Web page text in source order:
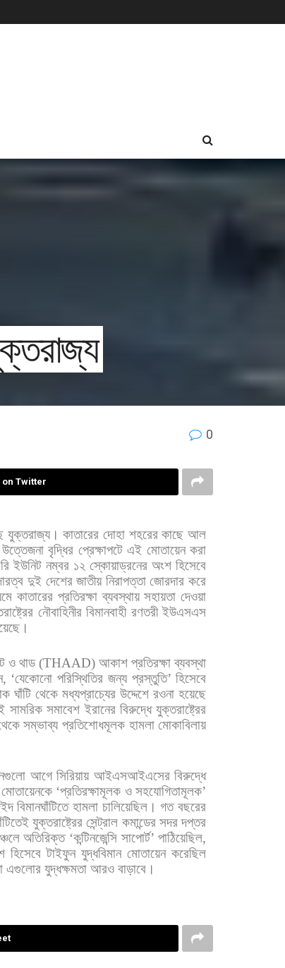
0
on Twitter
যুক্তরাজ্য। কাতারের দোহা শহরের কাছে আল
উত্তেজনা বৃদ্ধির প্রেক্ষাপটে এই মোতায়েন করা
ইউনিট নম্বর ১২ স্কোয়াড্রনের অংশ হিসেবে
দুই দেশের জাতীয় নিরাপত্তা জোরদার করে
কাতারের প্রতিরক্ষা ব্যবস্থায় সহায়তা দেওয়া
নৌবাহিনীর বিমানবাহী রণতরী ইউএসএস
ও থাড(THAAD) আকাশ প্রতিরক্ষা ব্যবস্থা
, ‘যেকোনো পরিস্থিতির জন্য প্রস্তুতি’হিসেবে
ঘাঁটি থেকে মধ্যপ্রাচ্যের উদ্দেশে রওনা হয়েছে
সামরিক সমাবেশ ইরানের বিরুদ্ধে যুক্তরাষ্ট্রের
সম্ভাব্য প্রতিশোধমূলক হামলা মোকাবিলায়
আগে সিরিয়ায় আইএসআইএসের বিরুদ্ধে
মোতায়েনকে ‘প্রতিরক্ষামূলক ও সহযোগিতামূলক’
বিমানঘাঁটিতে হামলা চালিয়েছিল। গত বছরের
যুক্তরাষ্ট্রের সেন্ট্রাল কমান্ডের সদর দপ্তর
অতিরিক্ত‘কন্টিনজেন্সি সাপোর্ট’পাঠিয়েছিল,
হিসেবে টাইফুন যুদ্ধবিমান মোতায়েন করেছিল
এগুলোর যুদ্ধক্ষমতা আরও বাড়াবে।